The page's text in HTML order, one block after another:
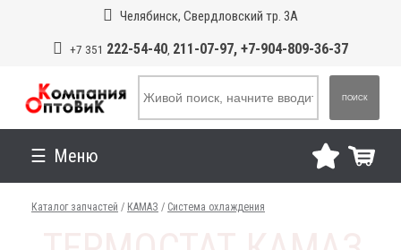
Челябинск, Свердловский тр. 3А
+7 351 222-54-40, 211-07-97, +7-904-809-36-37
ПОИСК
Меню
Каталог запчастей / КАМАЗ / Система охлаждения